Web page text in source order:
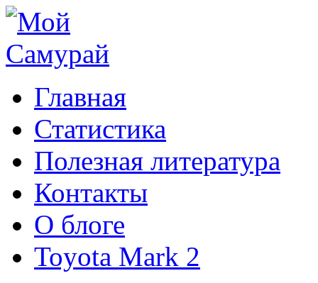
Главная
Статистика
Полезная литература
Контакты
О блоге
Toyota Mark 2